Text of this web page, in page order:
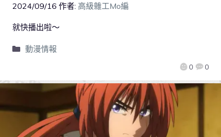
2024/09/16 作者: 高級雜工Mo編
0 0
就快播出啦～
動漫情報